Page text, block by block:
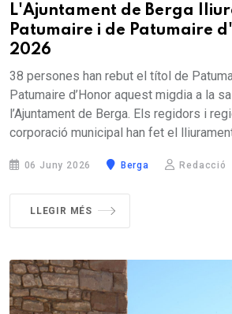
L'Ajuntament de Berga
Patumaire i de Patumaire
2026
38 persones han rebut el títol de
Patumaire d’Honor aquest migdia a la
l’Ajuntament de Berga. Els regidors i
corporació municipal han fet el
06 Juny 2026 Berga Redacció
LLEGIR MÉS